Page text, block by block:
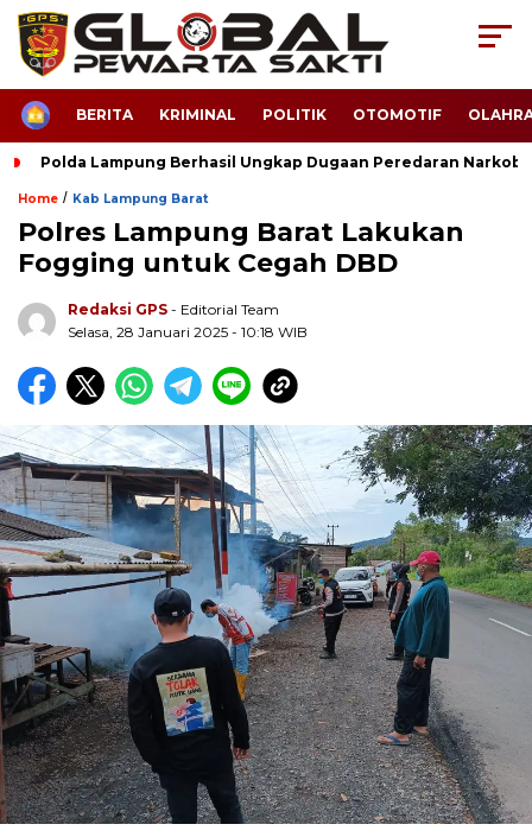
HOMEBERITA KRIMINAL POLITIK OTOMOTIF
Polda Lampung Berhasil Ungkap Dugaan Peredaran
Home / Kab Lampung Barat
Polres Lampung Barat Lakukan
Fogging untuk Cegah DBD
Redaksi GPS - Editorial Team
Selasa, 28 Januari 2025 - 10:18 WIB